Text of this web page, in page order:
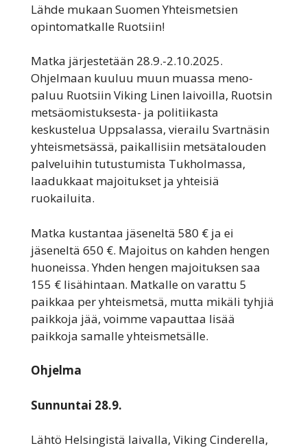
Lähde mukaan Suomen Yhteismetsien
opintomatkalle Ruotsiin!
Matka järjestetään 28.9.-2.10.2025.
Ohjelmaan kuuluu muun muassa meno-
paluu Ruotsiin Viking Linen laivoilla, Ruotsin
metsäomistuksesta- ja politiikasta
keskustelua Uppsalassa, vierailu Svartnäsin
yhteismetsässä, paikallisiin metsätalouden
palveluihin tutustumista Tukholmassa,
laadukkaat majoitukset ja yhteisiä
ruokailuita.
Matka kustantaa jäseneltä 580 € ja ei
jäseneltä 650 €. Majoitus on kahden hengen
huoneissa. Yhden hengen majoituksen saa
155 € lisähintaan. Matkalle on varattu 5
paikkaa per yhteismetsä, mutta mikäli tyhjiä
paikkoja jää, voimme vapauttaa lisää
paikkoja samalle yhteismetsälle.
Ohjelma
Sunnuntai 28.9.
Lähtö Helsingistä laivalla, Viking Cinderella,